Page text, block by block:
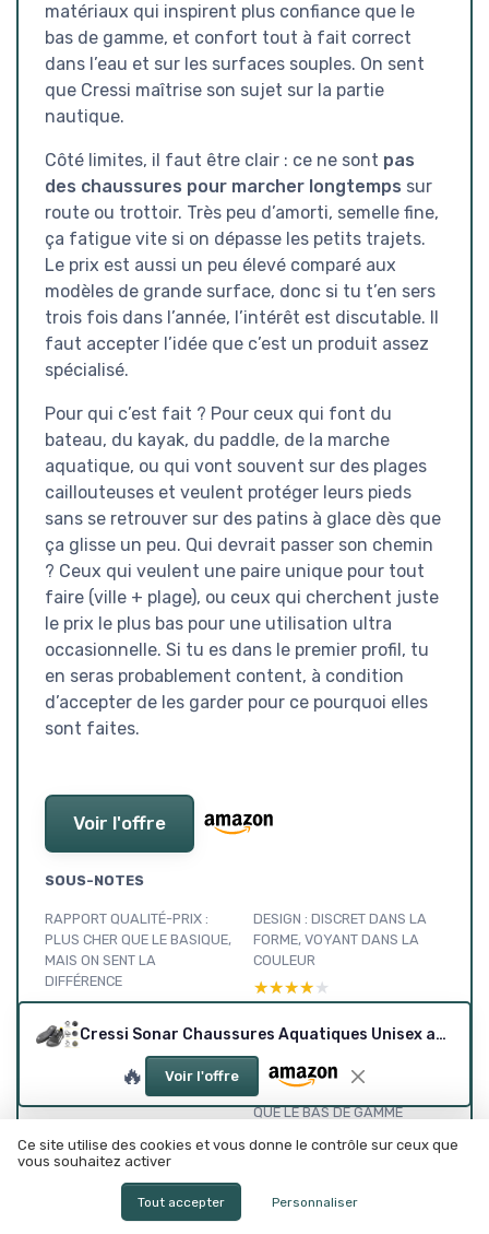
matériaux qui inspirent plus confiance que le
bas de gamme, et confort tout à fait correct
dans l’eau et sur les surfaces souples. On sent
que Cressi maîtrise son sujet sur la partie
nautique.
Côté limites, il faut être clair : ce ne sont pas
des chaussures pour marcher longtemps sur
route ou trottoir. Très peu d’amorti, semelle fine,
ça fatigue vite si on dépasse les petits trajets.
Le prix est aussi un peu élevé comparé aux
modèles de grande surface, donc si tu t’en sers
trois fois dans l’année, l’intérêt est discutable. Il
faut accepter l’idée que c’est un produit assez
spécialisé.
Pour qui c’est fait ? Pour ceux qui font du
bateau, du kayak, du paddle, de la marche
aquatique, ou qui vont souvent sur des plages
caillouteuses et veulent protéger leurs pieds
sans se retrouver sur des patins à glace dès que
ça glisse un peu. Qui devrait passer son chemin
? Ceux qui veulent une paire unique pour tout
faire (ville + plage), ou ceux qui cherchent juste
le prix le plus bas pour une utilisation ultra
occasionnelle. Si tu es dans le premier profil, tu
en seras probablement content, à condition
d’accepter de les garder pour ce pourquoi elles
sont faites.
Voir l'offre
SOUS-NOTES
RAPPORT QUALITÉ-PRIX :
PLUS CHER QUE LE BASIQUE,
MAIS ON SENT LA
DIFFÉRENCE
★★★★★
★★★★★
DESIGN : DISCRET DANS LA
FORME, VOYANT DANS LA
COULEUR
★★★★★
★★★★★
CONFORT : TRÈS BIEN DANS
L’EAU, MOYEN SUR ROUTE
ET DU CAOUTCHOUC QUI
INSPIRENT PLUS CONFIANCE
QUE LE BAS DE GAMME
★★★★★
★★★★★
DURABILITÉ : MIEUX QUE LE
PREMIER PRIX, MAIS ÇA
RESTE DU CONSOMMABLE
ET MAINTIEN, C’EST LÀ QUE
Cressi Sonar Chaussures Aquatiques Unisex avec Tissu Micro-Perforé Respirant, Semelle Antidérapante et Lacets Élastiques pour Plage, Piscine et Sports Nautiques depuis 1946 Jaune 44 EU
🔥 Voir l'offre
Ce site utilise des cookies et vous donne le contrôle sur ceux que
vous souhaitez activer
Tout accepter Personnaliser